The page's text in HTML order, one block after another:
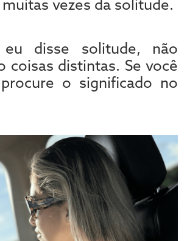
vezes da solitude.
disse solitude, não
coisas distintas. Se você
o significado no